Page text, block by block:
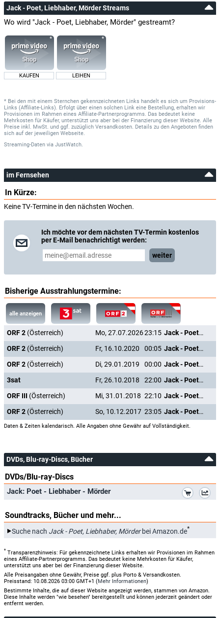
Jack - Poet, Liebhaber, Mörder Streams
Wo wird "Jack - Poet, Liebhaber, Mörder" gestreamt?
KAUFEN LEIHEN
* Bei den mit einem Sternchen gekennzeichneten Links handelt es sich um Provisions-
Links (Affiliate-Links). Erfolgt über einen solchen Link eine Bestellung, erhalten wir
Provisionen im Rahmen eines Affiliate-Partnerprogramms. Das bedeutet keine
Mehrkosten für Käufer, unterstützt uns aber bei der Finanzierung dieser Website. Alle
Preise inkl. MwSt. und ggf. zuzüglich Versandkosten. Details zu den Angeboten finden
sich auf der jeweiligen Webseite.
Streaming-Daten via JustWatch.
im Fernsehen
In Kürze:
Keine TV-Termine in den nächsten Wochen.
Ich möchte vor dem nächsten TV-Termin kostenlos
per E-Mail benachrichtigt werden:
weiter
Bisherige Ausstrahlungstermine:
alle anzeigen
ORF 2 (Österreich) Mo, 27.07.202623:15
Jack - Poet, Liebhaber, Mörder
ORF 2 (Österreich) Fr, 16.10.2020 00:05
Jack - Poet, Liebhaber, Mörder
ORF 2 (Österreich) Di, 29.01.2019 00:00
Jack - Poet, Liebhaber, Mörder
3sat
Fr, 26.10.2018 22:00
Jack - Poet, Liebhaber, Mörder
ORF III (Österreich) Mi, 31.01.2018 22:10
Jack - Poet, Liebhaber, Mörder
ORF 2 (Österreich) So, 10.12.2017 23:05 Jack - Poet, Liebhaber, Mörder
Daten & Zeiten kalendarisch. Alle Angaben ohne Gewähr auf Vollständigkeit.
DVDs, Blu-ray-Discs, Bücher
DVDs/Blu-ray-Discs
Jack: Poet - Liebhaber - Mörder
Soundtracks, Bücher und mehr...
Suche nach Jack - Poet, Liebhaber, Mörderbei Amazon.de*
* Transparenzhinweis: Für gekennzeichnete Links erhalten wir Provisionen im Rahmen
eines Affiliate-Partnerprogramms. Das bedeutet keine Mehrkosten für Käufer,
unterstützt uns aber bei der Finanzierung dieser Website.
Alle Preisangaben ohne Gewähr, Preise ggf. plus Porto & Versandkosten.
Preisstand: 10.08.2026 03:00 GMT+1 (Mehr Informationen)
Bestimmte Inhalte, die auf dieser Website angezeigt werden, stammen von Amazon.
Diese Inhalte werden "wie besehen" bereitgestellt und können jederzeit geändert oder
entfernt werden.